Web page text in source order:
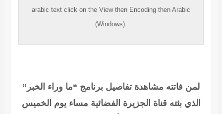
arabic text click on theViewthen EncodingthenArabic
(Windows).
لمن فاتته مشاهدة تفاصيل برنامج “ما وراء الخبر”
الذي بثته قناة الجزيرة الفضائية مساء يوم الخميس